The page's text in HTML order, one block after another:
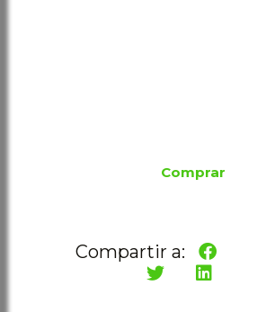
Comprar
Compartir a: